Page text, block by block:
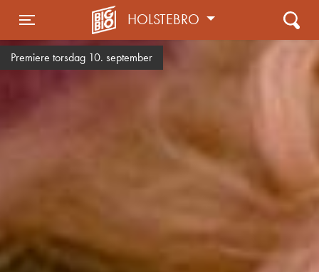
Toggle navigation
HOLSTEBRO
Premiere torsdag 10. september